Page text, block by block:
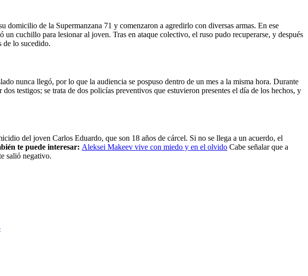
domicilio de la Supermanzana 71 y comenzaron a agredirlo con diversas armas. En ese
cuchillo para lesionar al joven. Tras en ataque colectivo, el ruso pudo recuperarse, y después
de lo sucedido.
nunca llegó, por lo que la audiencia se pospuso dentro de un mes a la misma hora. Durante
testigos; se trata de dos policías preventivos que estuvieron presentes el día de los hechos, y
del joven Carlos Eduardo, que son 18 años de cárcel. Si no se llega a un acuerdo, el
te puede interesar: Aleksei Makeev vive con miedo y en el olvido Cabe señalar que a
salió negativo.